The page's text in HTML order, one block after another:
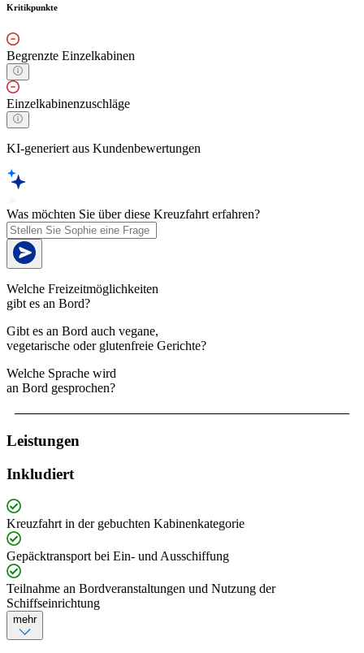
Kritikpunkte
Begrenzte Einzelkabinen
Einzelkabinenzuschläge
KI-generiert aus Kundenbewertungen
Was möchten Sie über diese Kreuzfahrt erfahren?
Welche Freizeitmöglichkeiten
gibt es an Bord?
Gibt es an Bord auch vegane,
vegetarische oder glutenfreie Gerichte?
Welche Sprache wird
an Bord gesprochen?
Leistungen
Inkludiert
Kreuzfahrt in der gebuchten Kabinenkategorie
Gepäcktransport bei Ein- und Ausschiffung
Teilnahme an Bordveranstaltungen und Nutzung der
Schiffseinrichtung
mehr